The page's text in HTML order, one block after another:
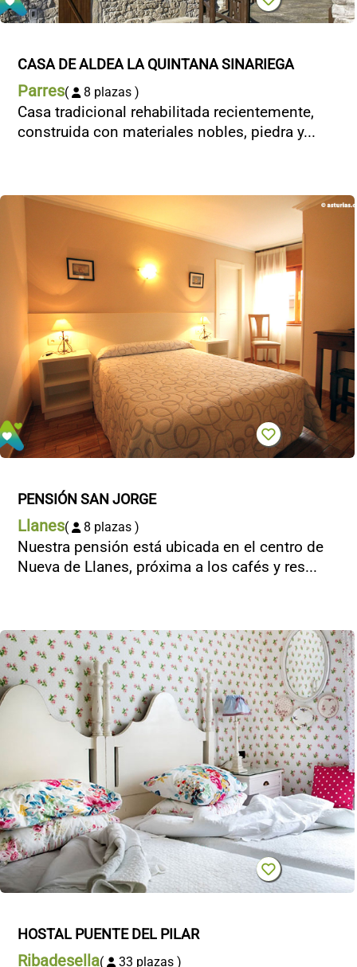
CASA DE ALDEA LA QUINTANA SINARIEGA
Parres( 8 plazas )
Casa tradicional rehabilitada recientemente,
construida con materiales nobles, piedra y...
PENSIÓN SAN JORGE
Llanes( 8 plazas )
Nuestra pensión está ubicada en el centro de
Nueva de Llanes, próxima a los cafés y res...
HOSTAL PUENTE DEL PILAR
Ribadesella( 33 plazas )